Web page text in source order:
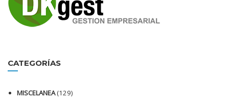
CATEGORÍAS
MISCELANEA(129)